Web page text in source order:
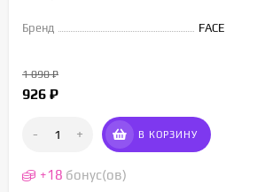
Бренд FACE
1 090₽
926 ₽
- + В КОРЗИНУ
+18 бонус(ов)